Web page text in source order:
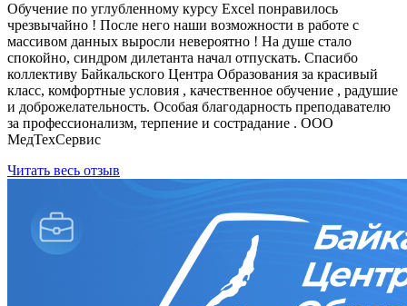
Обучение по углубленному курсу Excel понравилось
чрезвычайно ! После него наши возможности в работе с
массивом данных выросли невероятно ! На душе стало
спокойно, синдром дилетанта начал отпускать. Спасибо
коллективу Байкальского Центра Образования за красивый
класс, комфортные условия , качественное обучение , радушие
и доброжелательность. Особая благодарность преподавателю
за профессионализм, терпение и сострадание . ООО
МедТехСервис
Читать весь отзыв